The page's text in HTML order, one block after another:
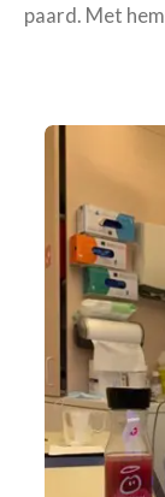
paard. Met